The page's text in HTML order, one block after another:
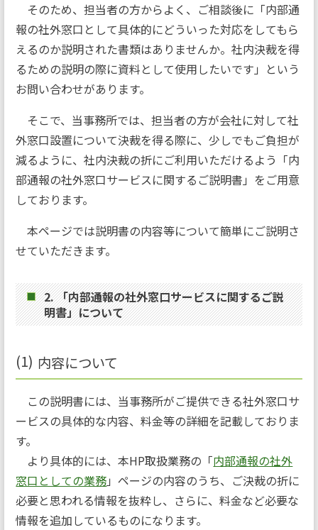
そのため、担当者の方からよく、ご相談後に「内部通
報の社外窓口として具体的にどういった対応をしてもら
えるのか説明された書類はありませんか。社内決裁を得
るための説明の際に資料として使用したいです」という
お問い合わせがあります。
そこで、当事務所では、担当者の方が会社に対して社
外窓口設置について決裁を得る際に、少しでもご負担が
減るように、社内決裁の折にご利用いただけるよう「内
部通報の社外窓口サービスに関するご説明書」をご用意
しております。
本ページでは説明書の内容等について簡単にご説明さ
せていただきます。
2. 「内部通報の社外窓口サービスに関するご説
明書」について
内容について
この説明書には、当事務所がご提供できる社外窓口サ
ービスの具体的な内容、料金等の詳細を記載しておりま
す。
より具体的には、本HP取扱業務の「内部通報の社外
窓口としての業務」ページの内容のうち、ご決裁の折に
必要と思われる情報を抜粋し、さらに、料金など必要な
情報を追加しているものになります。